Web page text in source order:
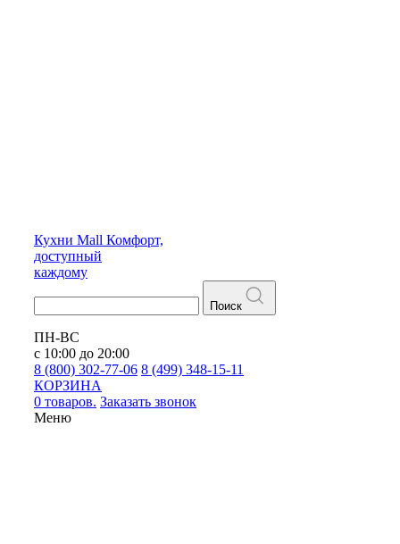
Кухни Mall Комфорт,
доступный
каждому
Поиск
ПН-ВС
с 10:00 до 20:00
8 (800) 302-77-06 8 (499) 348-15-11
КОРЗИНА
0 товаров. Заказать звонок
Меню